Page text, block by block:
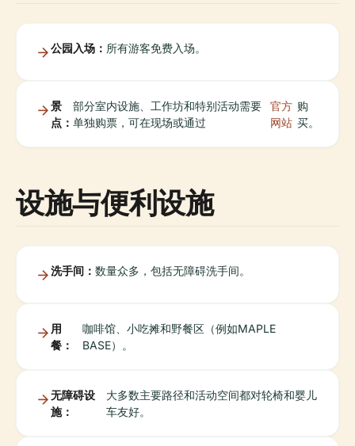
公园入场： 所有游客免费入场。
景
点：
部分室内设施、工作坊和特别活动需要
单独购票，可在现场或通过
官方
网站
购
买。
设施与便利设施
洗手间： 数量众多，包括无障碍洗手间。
用
餐：
咖啡馆、小吃摊和野餐区（例如MAPLE
BASE）。
无障碍设
施：
大多数主要路径和活动空间都对轮椅和婴儿
车友好。